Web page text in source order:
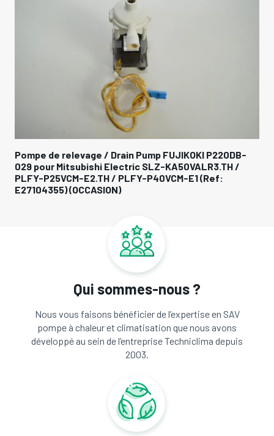
Pompe de relevage / Drain Pump FUJIKOKI P220DB-
029 pour Mitsubishi Electric SLZ-KA50VALR3.TH /
PLFY-P25VCM-E2.TH / PLFY-P40VCM-E1 (Ref:
E27104355) (OCCASION)
Qui sommes-nous ?
Nous vous faisons bénéficier de l’expertise en SAV
pompe à chaleur et climatisation que nous avons
développé au sein de l’entreprise Techniclima depuis
2003.